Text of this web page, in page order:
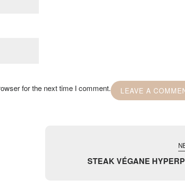
for the next time I comment.
STEAK VÉGANE